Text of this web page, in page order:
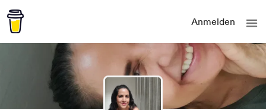
Anmelden